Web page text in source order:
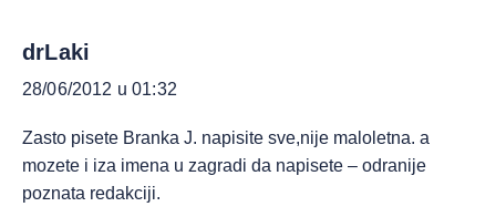
drLaki
28/06/2012 u 01:32
Zasto pisete Branka J. napisite sve,nije maloletna. a
mozete i iza imena u zagradi da napisete – odranije
poznata redakciji.